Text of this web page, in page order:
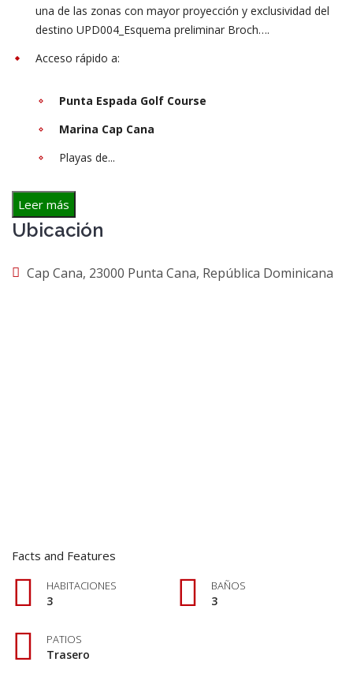
una de las zonas con mayor proyección y exclusividad del
destino UPD004_Esquema preliminar Broch….
Acceso rápido a:
Punta Espada Golf Course
Marina Cap Cana
Playas de...
Leer más
Ubicación
Cap Cana, 23000 Punta Cana, República Dominicana
Facts and Features
HABITACIONES
3
BAÑOS
3
PATIOS
Trasero